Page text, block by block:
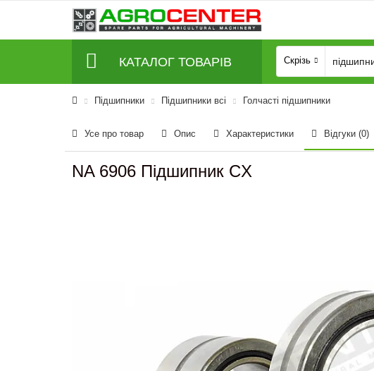
КАТАЛОГ ТОВАРІВ Скрізь
Підшипники Підшипники всі Голчасті підшипники
Усе про товар Опис Характеристики Відгуки (0)
NA 6906 Підшипник CX